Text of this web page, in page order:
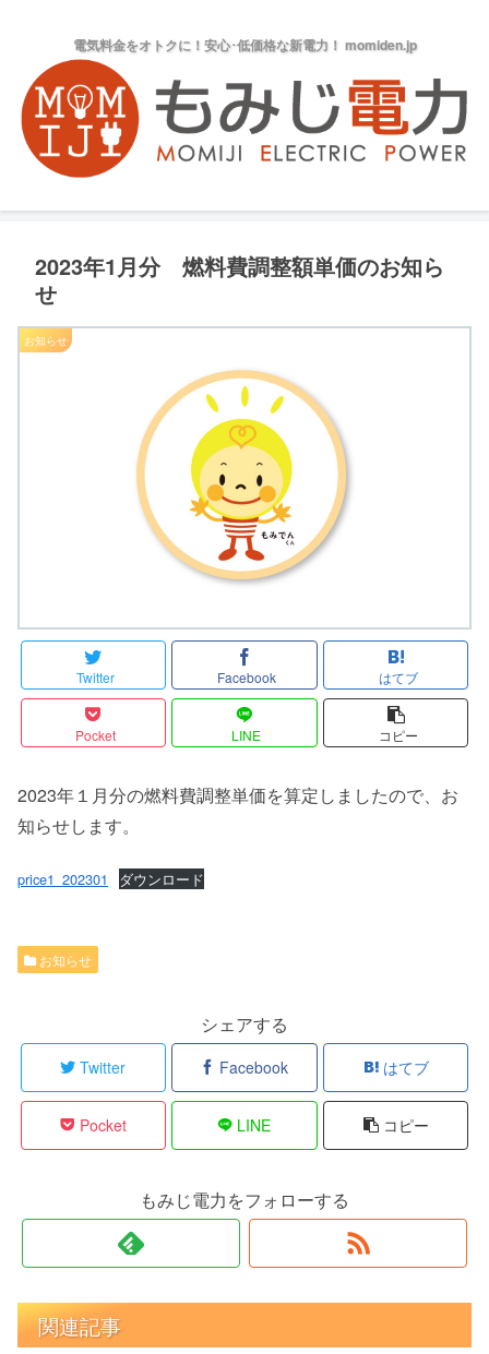
電気料金をオトクに！安心･低価格な新電力！ momiden.jp
2023年1月分 燃料費調整額単価のお知ら
せ
お知らせ
Twitter Facebook はてブ
Pocket LINE コピー
2023年１月分の燃料費調整単価を算定しましたので、お
知らせします。
price1_202301 ダウンロード
お知らせ
シェアする
Twitter Facebook はてブ
Pocket LINE コピー
もみじ電力をフォローする
関連記事